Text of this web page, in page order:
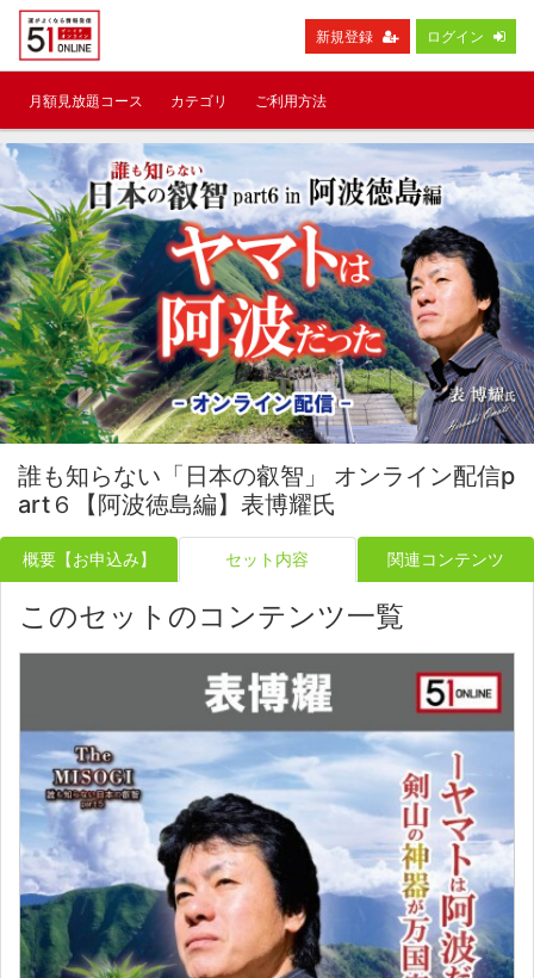
新規登録 ログイン
月額見放題コース カテゴリ ご利用方法
誰も知らない「日本の叡智」 オンライン配信p
art６【阿波徳島編】表博耀氏
概要【お申込み】 セット内容 関連コンテンツ
このセットのコンテンツ一覧